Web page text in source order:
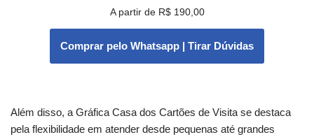
A partir de R$190,00
Comprar pelo Whatsapp | Tirar Dúvidas
Além disso, a Gráfica Casa dos Cartões de Visita se destaca
pela flexibilidade em atender desde pequenas até grandes